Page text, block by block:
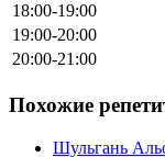
18:00-19:00
19:00-20:00
20:00-21:00
Похожие
Шульгань